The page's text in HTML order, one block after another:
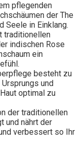
pflegenden
der The
Seele in Einklang.
traditionellen
indischen Rose
ein
besteht zu
und
optimal zu
der traditionellen
und nährt der
verbessert so Ihr